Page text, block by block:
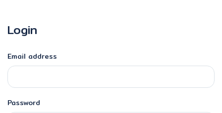
Login
Email address
Password